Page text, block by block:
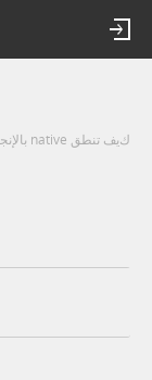
كيف تنطق native بالإنجليزية